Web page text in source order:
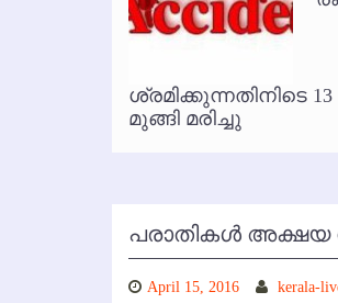
ശ്രമിക്കുന്നതിനിടെ
മുങ്ങി മരിച്ചു
പരാതികള്‍ അക്ഷയ
April 15, 2016 kerala-